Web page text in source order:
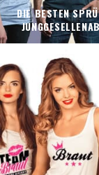
DIE BESTEN